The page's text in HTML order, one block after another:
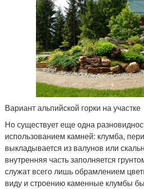
Вариант альпийской горки на участке
Но существует еще одна
использованием камней: клумба,
выкладывается из валунов или
внутренняя часть заполняется
служат всего лишь обрамлением
виду и строению каменные клумбы